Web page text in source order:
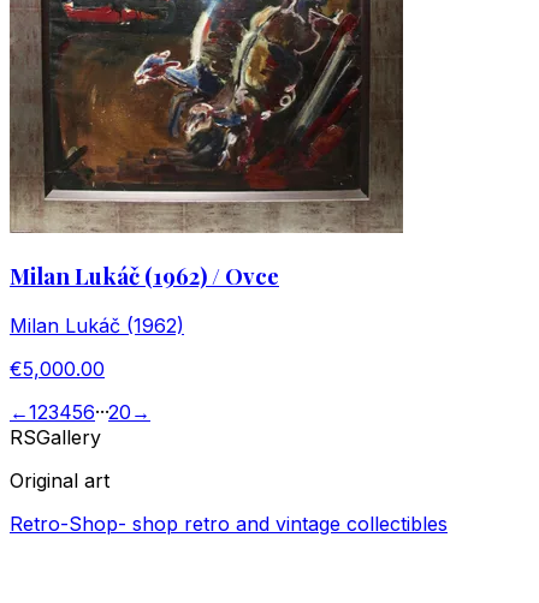
Milan Lukáč (1962) / Ovce
Milan Lukáč (1962)
€5,000.00
←123456···20 →
RSGallery
Original art
Retro-Shop- shop retro and vintage collectibles